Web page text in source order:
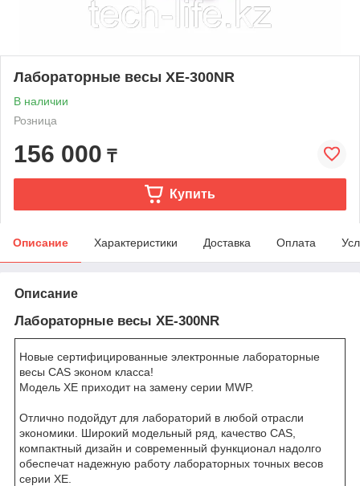
Лабораторные весы XE-300NR
В наличии
Розница
156 000 ₸
Купить
Описание Характеристики Доставка Оплата
Описание
Лабораторные весы XE-300NR
Новые сертифицированные электронные лабораторные
весы CAS эконом класса!
Модель XE приходит на замену серии MWP.
Отлично подойдут для лабораторий в любой отрасли
экономики. Широкий модельный ряд, качество CAS,
компактный дизайн и современный функционал надолго
обеспечат надежную работу лабораторных точных весов
серии ХЕ.